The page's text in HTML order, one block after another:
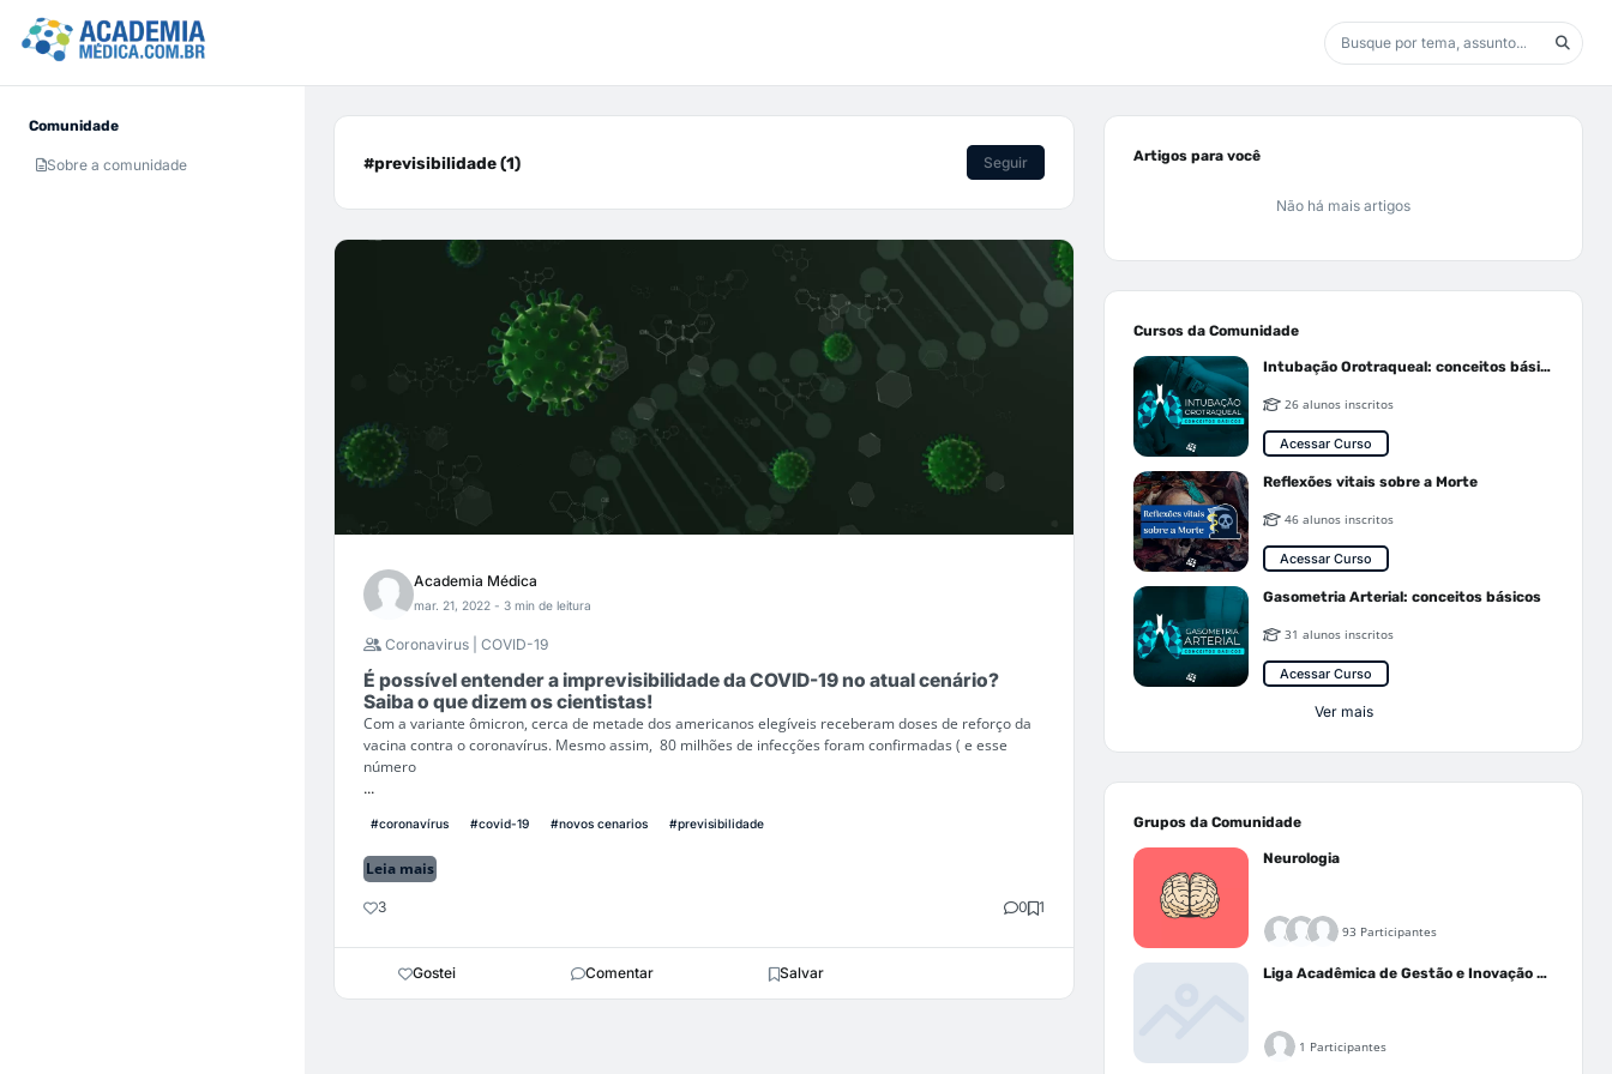
Comunidade
Sobre a comunidade #previsibilidade (1) Seguir
Academia Médica
mar. 21, 2022 - 3 min de leitura
Coronavirus | COVID-19
É possível entender a imprevisibilidade da COVID-19 no atual cenário?
Saiba o que dizem os cientistas!
Com a variante ômicron, cerca de metade dos americanos elegíveis receberam doses de reforço da
vacina contra o coronavírus. Mesmo assim, 80 milhões de infecções foram confirmadas ( e esse
número
...
#coronavírus #covid-19 #novos cenarios #previsibilidade
Leia mais
3 0 1
Gostei Comentar Salvar
Artigos para você
Não há mais artigos
Cursos da Comunidade
Intubação Orotraqueal: conceitos básicos
26 alunos inscritos
Acessar Curso
Reflexões vitais sobre a Morte
46 alunos inscritos
Acessar Curso
Gasometria Arterial: conceitos básicos
31 alunos inscritos
Acessar Curso
Ver mais
Grupos da Comunidade
Neurologia
93 Participantes
Liga Acadêmica de Gestão e Inovação Médica - LAGIM
1 Participantes